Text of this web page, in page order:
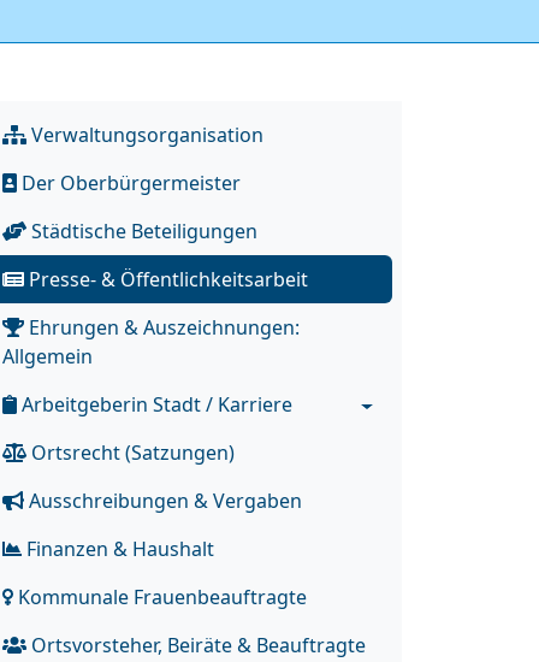
Verwaltungsorganisation
Der Oberbürgermeister
Städtische Beteiligungen
Presse- & Öffentlichkeitsarbeit
Ehrungen & Auszeichnungen:
Allgemein
Arbeitgeberin Stadt / Karriere
Ortsrecht (Satzungen)
Ausschreibungen & Vergaben
Finanzen & Haushalt
Kommunale Frauenbeauftragte
Ortsvorsteher, Beiräte & Beauftragte